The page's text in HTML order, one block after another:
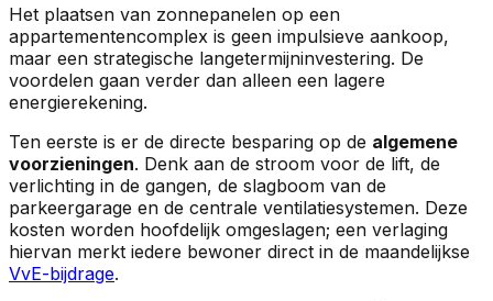
Het plaatsen van zonnepanelen op een
appartementencomplex is geen impulsieve aankoop,
maar een strategische langetermijninvestering. De
voordelen gaan verder dan alleen een lagere
energierekening.
Ten eerste is er de directe besparing op de algemene
voorzieningen. Denk aan de stroom voor de lift, de
verlichting in de gangen, de slagboom van de
parkeergarage en de centrale ventilatiesystemen. Deze
kosten worden hoofdelijk omgeslagen; een verlaging
hiervan merkt iedere bewoner direct in de maandelijkse
VvE-bijdrage.